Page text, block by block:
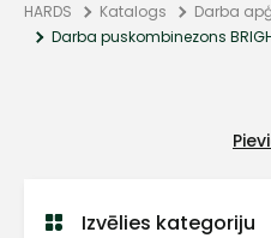
HARDS Katalogs Darba
Darba puskombinezons
Izvēlies kategoriju